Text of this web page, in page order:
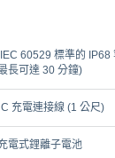
60529 標準的 IP68
長可達 30 分鐘)
充電連接線 (1 公尺)
電式鋰離子電池